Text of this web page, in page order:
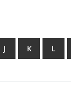
J K L